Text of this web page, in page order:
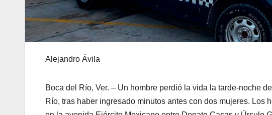
Alejandro Ávila
Boca del Río, Ver. – Un hombre perdió la vida la tarde-noche
Río, tras haber ingresado minutos antes con dos mujeres. Los